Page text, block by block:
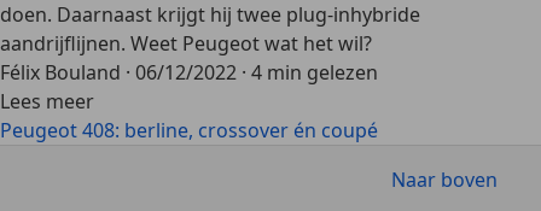
doen. Daarnaast krijgt hij twee plug-inhybride
aandrijflijnen. Weet Peugeot wat het wil?
Félix Bouland · 06/12/2022 · 4 min gelezen
Lees meer
Peugeot 408: berline, crossover én coupé
Naar boven